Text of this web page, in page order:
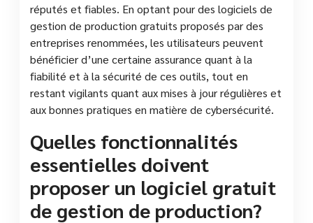
réputés et fiables. En optant pour des logiciels de
gestion de production gratuits proposés par des
entreprises renommées, les utilisateurs peuvent
bénéficier d’une certaine assurance quant à la
fiabilité et à la sécurité de ces outils, tout en
restant vigilants quant aux mises à jour régulières et
aux bonnes pratiques en matière de cybersécurité.
Quelles fonctionnalités
essentielles doivent
proposer un logiciel gratuit
de gestion de production?